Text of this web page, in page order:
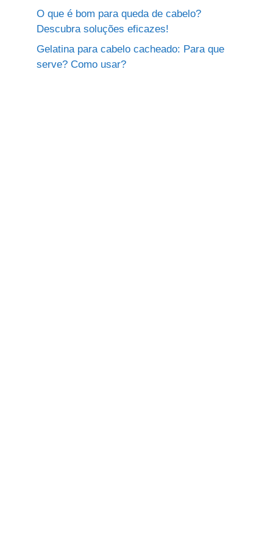
O que é bom para queda de cabelo?
Descubra soluções eficazes!
Gelatina para cabelo cacheado: Para que
serve? Como usar?